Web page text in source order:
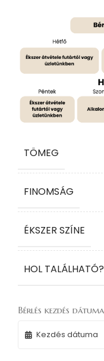
TÖMEG
FINOMSÁG
ÉKSZER SZÍNE
HOL TALÁLHATÓ?
Bérlés kezdés